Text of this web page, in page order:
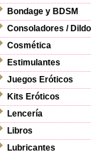
Bondage y BDSM
Consoladores /
Cosmética
Estimulantes
Juegos Eróticos
Kits Eróticos
Lencería
Libros
Lubricantes